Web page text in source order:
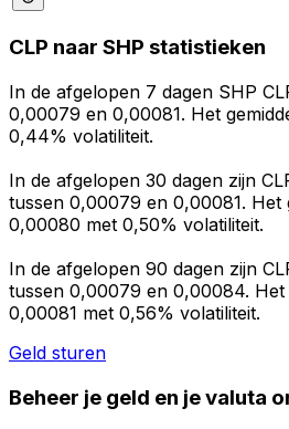
CLP naar SHP statistieken
In de afgelopen 7 dagen SHP
0,00079 en 0,00081. Het
0,44% volatiliteit.
In de afgelopen 30 dagen zijn
tussen 0,00079 en 0,00081. Het
0,00080 met 0,50% volatiliteit.
In de afgelopen 90 dagen zijn
tussen 0,00079 en 0,00084. Het
0,00081 met 0,56% volatiliteit.
Geld sturen
Beheer je geld en je valuta